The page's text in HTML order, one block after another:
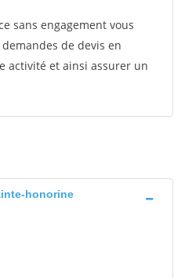
sans engagement vous
de devis en
activité et ainsi assurer un
honorine